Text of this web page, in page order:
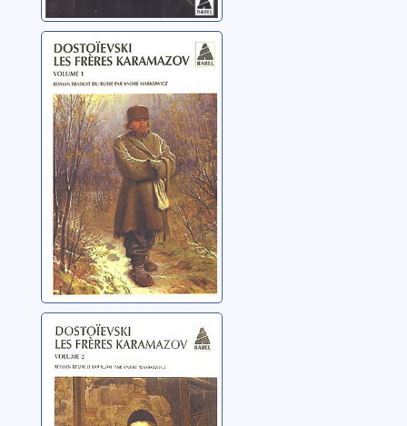
Les frères
Karamazov: 01
Dostoïevski, Fedor
Mikhaïlovitch
Les frères
Karamazov: 02
Dostoïevski, Fedor
Mikhaïlovitch